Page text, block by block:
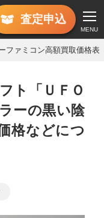
査定申込
MENU
ファミコン高額買取価格表
ト「ＵＦＯ
ーの黒い陰
格などにつ